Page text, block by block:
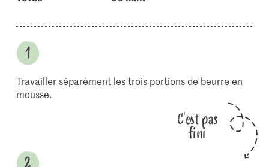
Travailler séparément les trois portions de beurre en
mousse.
C'est pas
fini